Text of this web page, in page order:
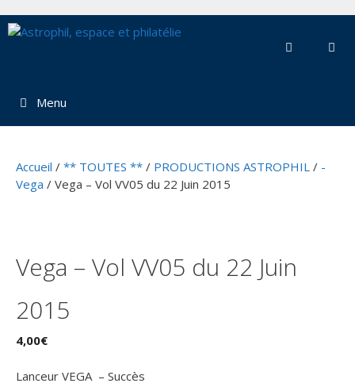
au
Menu
Accueil / ** TOUTES ** / PRODUCTIONS ASTROPHIL / -
Vega / Vega – Vol VV05 du 22 Juin 2015
Vega – Vol VV05 du 22 Juin
2015
4,00€
Lanceur VEGA – Succès